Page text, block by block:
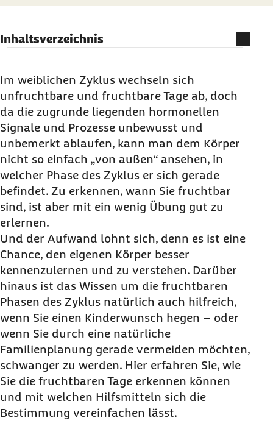
Inhaltsverzeichnis
Wie sich die fruchtbaren Tage messen lassen
Dokumentation der Beobachtungen
Digitale Helfer: Kinderwunsch- Appund
Zykluscomputer
Im weiblichen Zyklus wechseln sich
unfruchtbare und fruchtbare Tage ab, doch
da die zugrunde liegenden hormonellen
Signale und Prozesse unbewusst und
unbemerkt ablaufen, kann man dem Körper
nicht so einfach „von außen“ ansehen, in
welcher Phase des Zyklus er sich gerade
befindet. Zu erkennen, wann Sie fruchtbar
sind, ist aber mit ein wenig Übung gut zu
erlernen.
Und der Aufwand lohnt sich, denn es ist eine
Chance, den eigenen Körper besser
kennenzulernen und zu verstehen. Darüber
hinaus ist das Wissen um die fruchtbaren
Phasen des Zyklus natürlich auch hilfreich,
wenn Sie einen Kinderwunsch hegen – oder
wenn Sie durch eine natürliche
Familienplanung gerade vermeiden möchten,
schwanger zu werden. Hier erfahren Sie, wie
Sie die fruchtbaren Tage erkennen können
und mit welchen Hilfsmitteln sich die
Bestimmung vereinfachen lässt.